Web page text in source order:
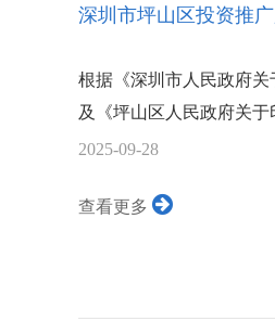
深圳市坪山区投资推
根据《深圳市人民政府关
及《坪山区人民政府关
2025-09-28
查看更多